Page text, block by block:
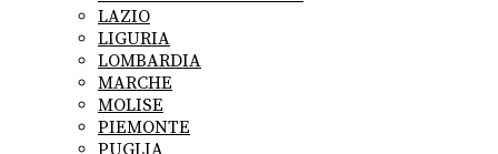
LAZIO
LIGURIA
LOMBARDIA
MARCHE
MOLISE
PIEMONTE
PUGLIA